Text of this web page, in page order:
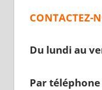
CONTACTEZ-
Du lundi au
Par téléphone